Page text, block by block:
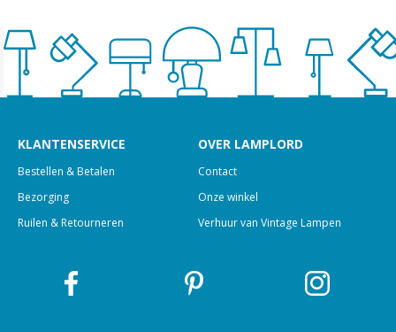
KLANTENSERVICE
Bestellen & Betalen
Bezorging
Ruilen & Retourneren
OVER LAMPLORD
Contact
Onze winkel
Verhuur van Vintage Lampen